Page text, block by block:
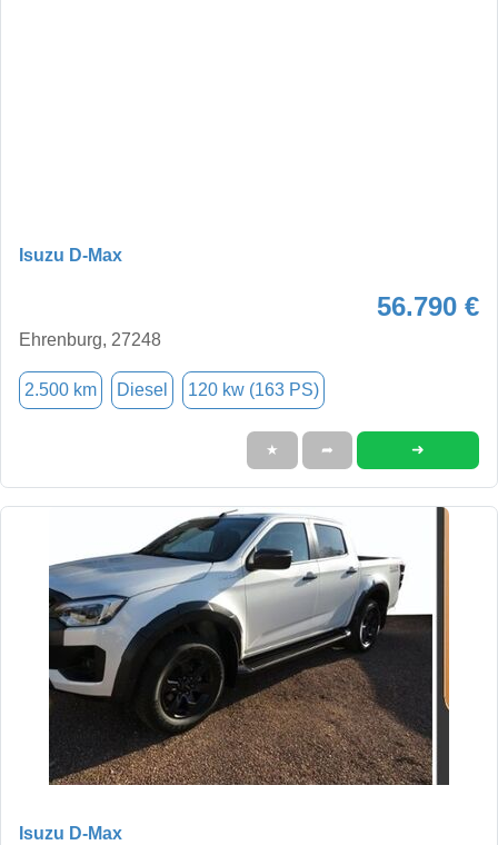
Isuzu D-Max
56.790 €
Ehrenburg, 27248
2.500 km Diesel 120 kw (163 PS)
★ ➦ ➜
Isuzu D-Max